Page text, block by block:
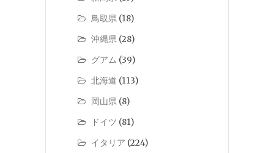
鳥取県 (18)
沖縄県 (28)
グアム (39)
北海道 (113)
岡山県 (8)
ドイツ (81)
イタリア (224)